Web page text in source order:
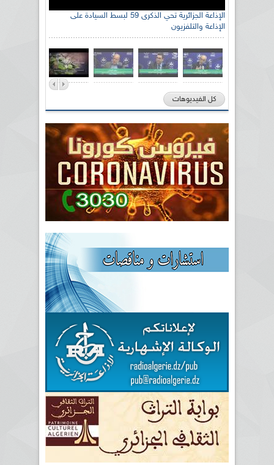
الإذاعة الجزائرية تحي الذكرى 59 لبسط السيادة على
الإذاعة والتلفزيون
رئيس اللجنة الوطنية الجزائرية للتضامن مع الشعب
الصحراوي السيد سعيد العياشي
كل الفيديوهات